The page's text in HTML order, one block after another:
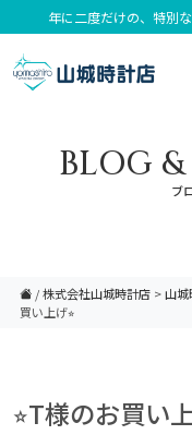
年に二度だけの、特別
BLOG
ブ
/株式会社山城時計店>山城
買い上げ⭐︎
⭐︎T様のお買い